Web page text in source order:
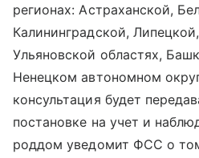
регионах: Астраханской,
Калининградской,
Ульяновской областях,
Ненецком автономном
консультация будет
постановке на учет и
роддом уведомит ФСС о